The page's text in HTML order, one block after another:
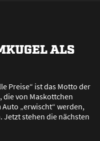
ALS
Preise“ ist das Motto der
die von Maskottchen
„erwischt“ werden,
Jetzt stehen die nächsten